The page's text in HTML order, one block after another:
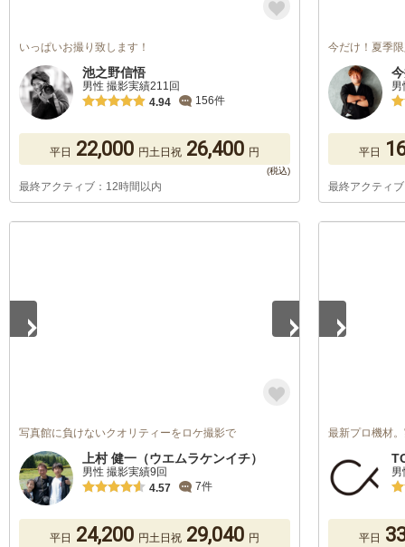
いっぱいお撮り致します！
池之野信悟
男性 撮影実績211回
4.94
156件
平日 22,000 円土日祝 26,400 円
最終アクティブ：12時間以内
今だけ！夏季
平日
最終アクティ
写真館に負けないクオリティーをロケ撮影で
上村 健一（ウエムラケンイチ）
男性 撮影実績9回
4.57
7件
平日 24,200 円土日祝 29,040 円
最新プロ機材
平日